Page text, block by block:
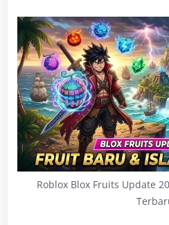
Roblox Blox Fruits Update